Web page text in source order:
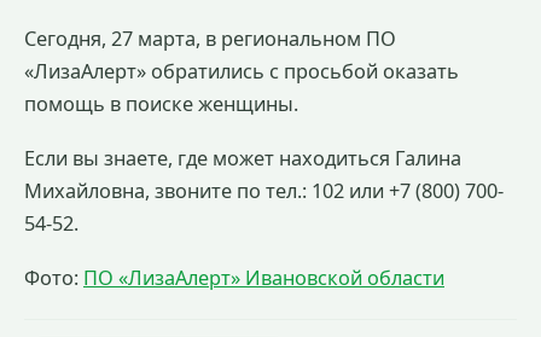
Сегодня, 27 марта, в региональном ПО
«ЛизаАлерт» обратились с просьбой оказать
помощь в поиске женщины.
Если вы знаете, где может находиться Галина
Михайловна, звоните по тел.: 102 или +7 (800) 700-
54-52.
Фото: ПО «ЛизаАлерт» Ивановской области